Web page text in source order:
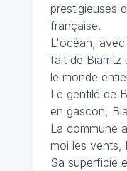
prestigieuses
française.
L'océan,
fait de Biarritz
le monde
Le gentilé de
en gascon,
La commune
moi les vents,
Sa superficie